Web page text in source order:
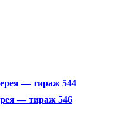
— тираж 544
— тираж 546